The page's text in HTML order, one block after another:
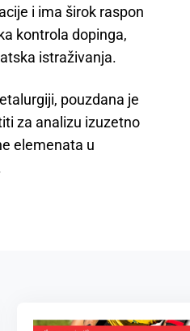
i ima širok raspon
kontrola dopinga,
istraživanja.
pouzdana je
za analizu izuzetno
elemenata u